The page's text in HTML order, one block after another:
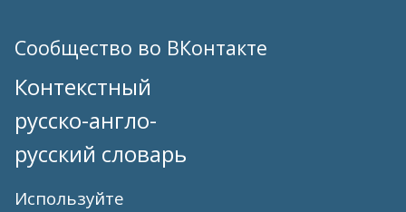
Сообщество во ВКонтакте
Контекстный
русско-англо-
русский словарь
Используйте